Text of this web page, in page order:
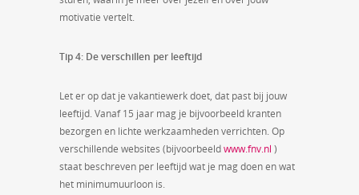
motivatie vertelt.
Tip 4: De verschillen per leeftijd
Let er op dat je vakantiewerk doet, dat past bij jouw
leeftijd. Vanaf 15 jaar mag je bijvoorbeeld kranten
bezorgen en lichte werkzaamheden verrichten. Op
verschillende websites (bijvoorbeeldwww.fnv.nl )
staat beschreven per leeftijd wat je mag doen en wat
het minimumuurloon is.